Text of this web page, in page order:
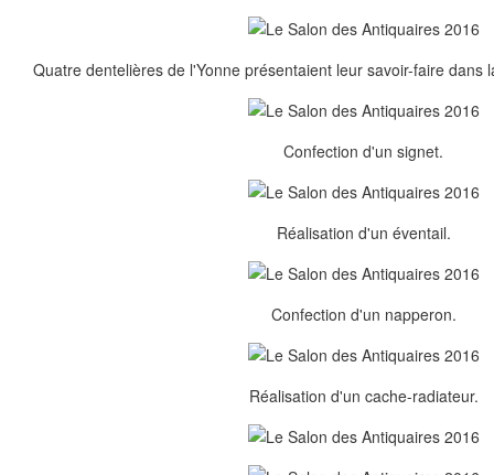
Quatre dentelières de l'Yonne présentaient leur savoir-faire dans
Confection d'un signet.
Réalisation d'un éventail.
Confection d'un napperon.
Réalisation d'un cache-radiateur.